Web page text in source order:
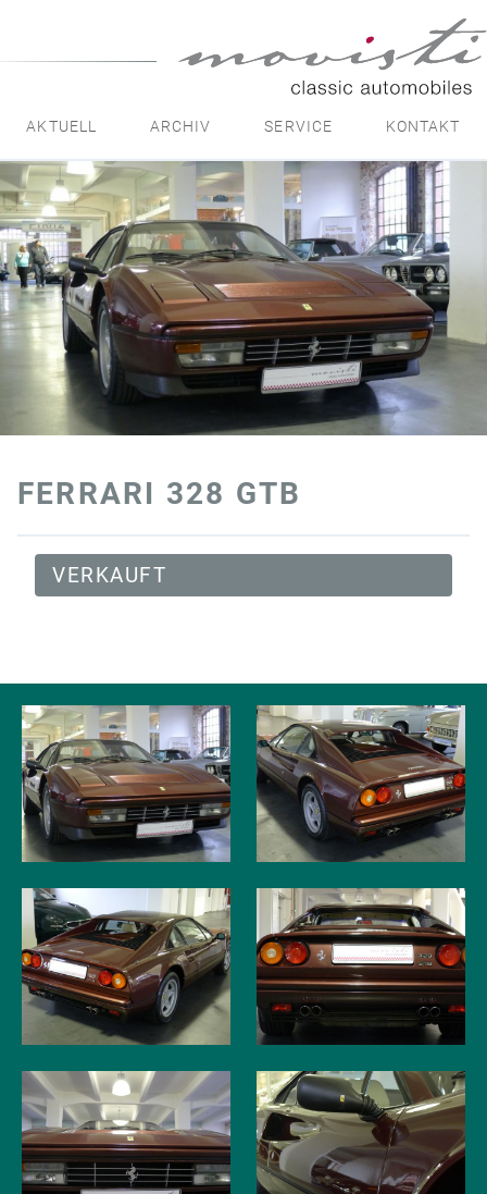
automobiles
AKTUELL ARCHIV SERVICE KONTAKT
FERRARI 328 GTB
VERKAUFT